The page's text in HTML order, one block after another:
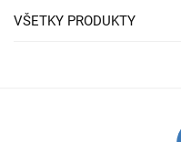
prírodných zásob
VŠETKY PRODUKTY